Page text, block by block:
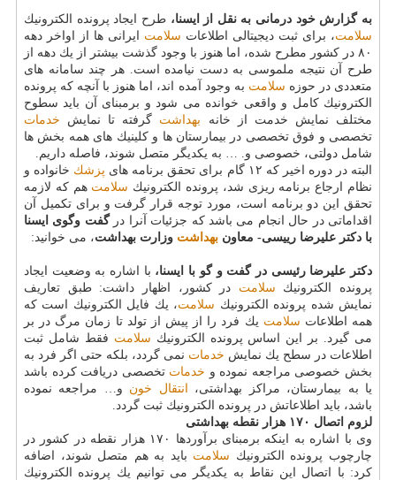
به گزارش خود درمانی به نقل از ایسنا،طرح ایجاد پرونده الكترونیك
سلامت، برای ثبت دیجیتالی اطلاعات سلامت ایرانی ها از اواخر دهه
۸۰ در كشور مطرح شده، اما هنوز با وجود گذشت بیشتر از یك دهه از
طرح آن نتیجه ملموسی به دست نیامده است. هر چند سامانه های
متعددی در حوزه سلامت به وجود آمده اند، اما هنوز با آنچه كه پرونده
الكترونیك كامل و واقعی خوانده می شود و برمبنای آن باید سطوح
مختلف نمایش خدمت از خانه بهداشت گرفته تا نمایش خدمات
تخصصی و فوق تخصصی در بیمارستان ها و كلینیك های همه بخش ها
شامل دولتی، خصوصی و. … به یكدیگر متصل شوند، فاصله داریم.
البته در دوره اخیر كه ۱۲ گام برای تحقق برنامه های
پزشك خانواده و
نظام ارجاع برنامه ریزی شد، پرونده الكترونیك سلامت هم كه لازمه
تحقق این دو برنامه است، مورد توجه قرار گرفت و برای تكمیل آن
اقداماتی در حال انجام می باشد كه جزئیات آنرا در گفت وگوی ایسنا
با دكتر علیرضا رییسی- معاون بهداشت وزارت بهداشت، می خوانید:
دكتر علیرضا رئیسی در گفت و گو با ایسنا، با اشاره به وضعیت ایجاد
پرونده الكترونیك سلامت در كشور، اظهار داشت: طبق تعاریف
نمایش شده پرونده الكترونیك سلامت، یك فایل الكترونیك است كه
همه اطلاعات سلامت یك فرد را از پیش از تولد تا زمان مرگ در بر
می گیرد. بر این اساس پرونده الكترونیك سلامت فقط شامل ثبت
اطلاعات در سطح یك نمایش خدمات نمی گردد، بلكه حتی اگر فرد به
بخش خصوصی مراجعه نموده و خدمات تخصصی دریافت كرده باشد
یا به بیمارستان، مراكز بهداشتی،
انتقال خون و… مراجعه نموده
باشد، باید اطلاعاتش در پرونده الكترونیك ثبت گردد.
لزوم اتصال ۱۷۰ هزار نقطه بهداشتی
وی با اشاره به اینكه برمبنای برآوردها ۱۷۰ هزار نقطه در كشور در
چارچوب پرونده الكترونیك سلامت باید به هم متصل شوند، اضافه
كرد: با اتصال این نقاط به یكدیگر می توانیم یك پرونده الكترونیك